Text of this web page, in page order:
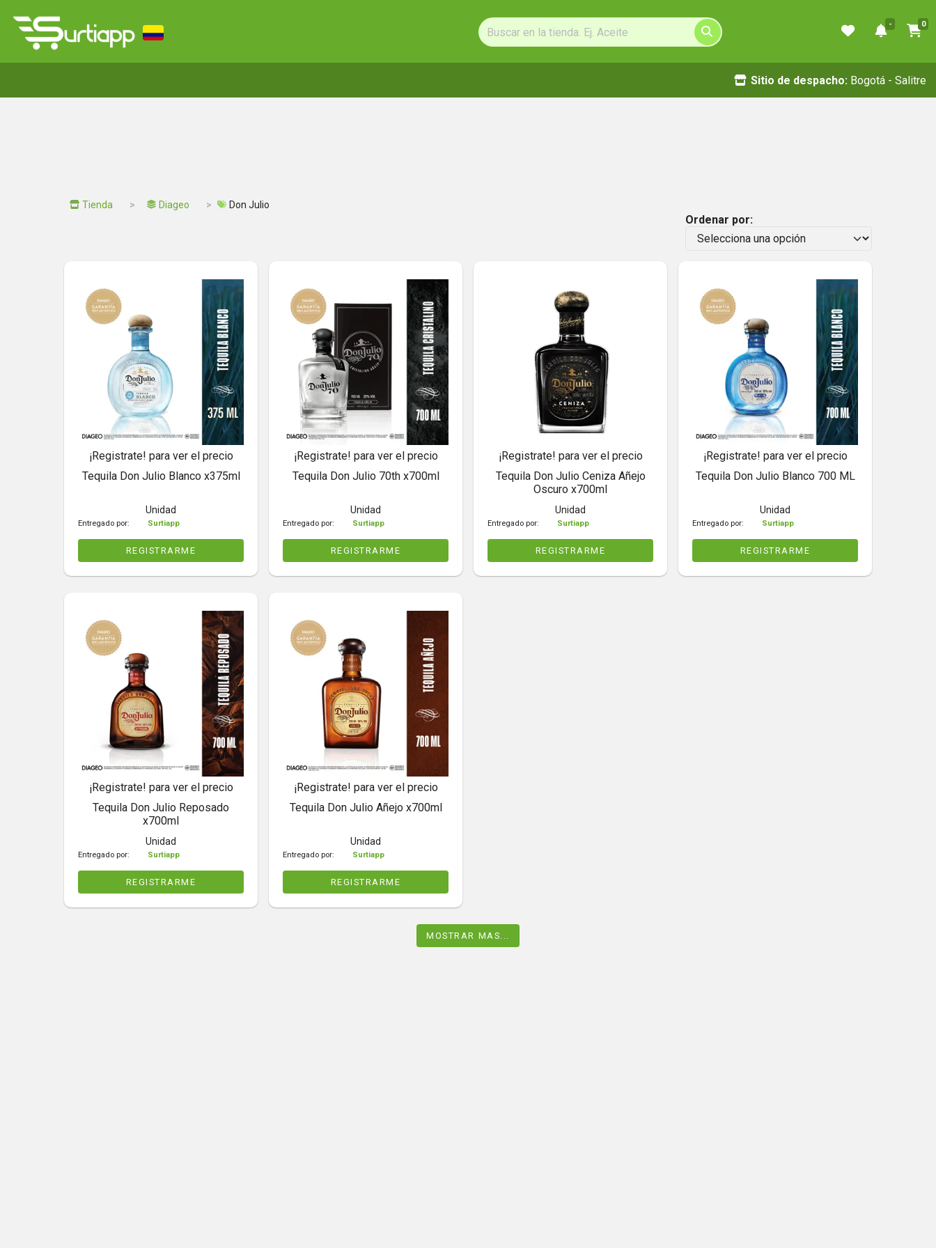
- 0
Sitio de despacho: Bogotá - Salitre
Tienda Diageo Don Julio
Ordenar por:
¡Registrate! para ver el precio
Tequila Don Julio Blanco x375ml
Unidad
Entregado por: Surtiapp
REGISTRARME
¡Registrate! para ver el precio
Tequila Don Julio 70th x700ml
Unidad
Entregado por: Surtiapp
REGISTRARME
¡Registrate! para ver el precio
Tequila Don Julio Ceniza Añejo
Oscuro x700ml
Unidad
Entregado por: Surtiapp
REGISTRARME
¡Registrate! para ver el precio
Tequila Don Julio Blanco 700 ML
Unidad
Entregado por: Surtiapp
REGISTRARME
¡Registrate! para ver el precio
Tequila Don Julio Reposado
x700ml
Unidad
Entregado por: Surtiapp
REGISTRARME
¡Registrate! para ver el precio
Tequila Don Julio Añejo x700ml
Unidad
Entregado por: Surtiapp
REGISTRARME
MOSTRAR MAS...